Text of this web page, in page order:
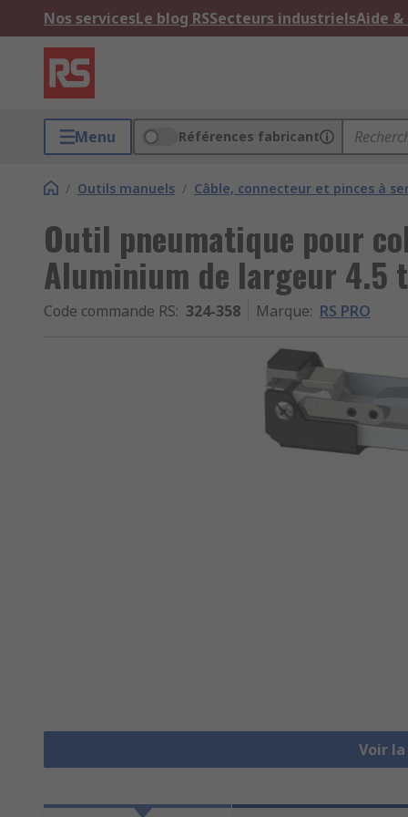
Nos servicesLe blog RSSecteurs industrielsAide
Menu Références fabricant
/ Outils manuels / Câble, connecteur et pinces à
Outil pneumatique pour
Aluminium de largeur 4.5
Code commande RS: 324-358 Marque: RS PRO
Voir